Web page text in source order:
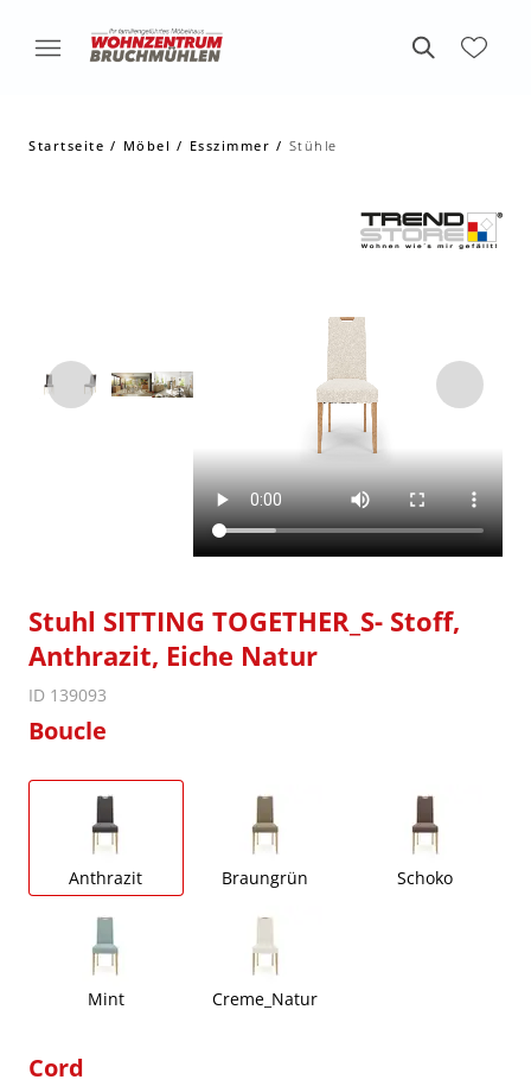
Startseite Möbel Esszimmer Stühle
Stuhl SITTING TOGETHER_S- Stoff,
Anthrazit, Eiche Natur
ID 139093
Boucle
Anthrazit Braungrün Schoko
Mint Creme_Natur
Cord